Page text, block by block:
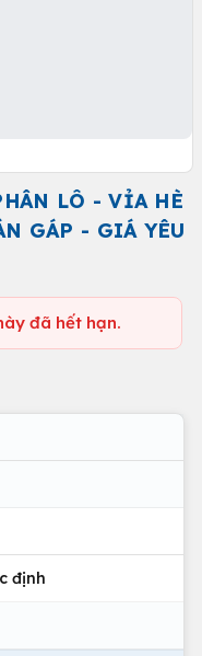
LÔ - VỈA HÈ
GÁP - GIÁ YÊU
đã hết hạn.
định